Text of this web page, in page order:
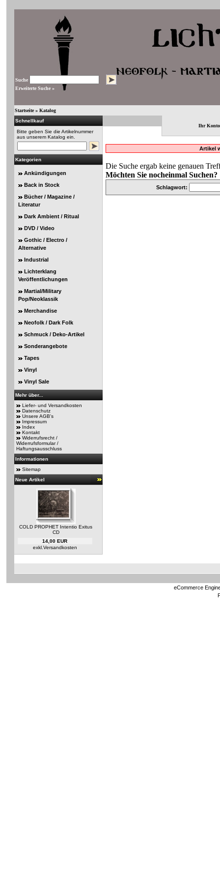
Suche
Erweiterte Suche »
Startseite» Katalog
Schnellkauf
Bitte geben Sie die Artikelnummer
aus unserem Katalog ein.
Kategorien
Ankündigungen
Back in Stock
Bücher / Magazine /
Literatur
Dark Ambient / Ritual
DVD / Video
Gothic / Electro /
Alternative
Industrial
Lichterklang
Veröffentlichungen
Martial/Military
Pop/Neoklassik
Merchandise
Neofolk / Dark Folk
Schmuck / Deko-Artikel
Sonderangebote
Tapes
Vinyl
Vinyl Sale
Mehr über...
Liefer- und Versandkosten
Datenschutz
Unsere AGB's
Impressum
Index
Kontakt
Widerrufsrecht /
Widerrufsformular /
Haftungsausschluss
Informationen
Sitemap
Neue Artikel
COLD PROPHET Intentio Exitus
CD
14,00 EUR
exkl. Versandkosten
Ihr Konto
Artikel
Die Suche ergab keine genauen
Möchten Sie nocheinmal Suchen?
Schlagwort:
eCommerce